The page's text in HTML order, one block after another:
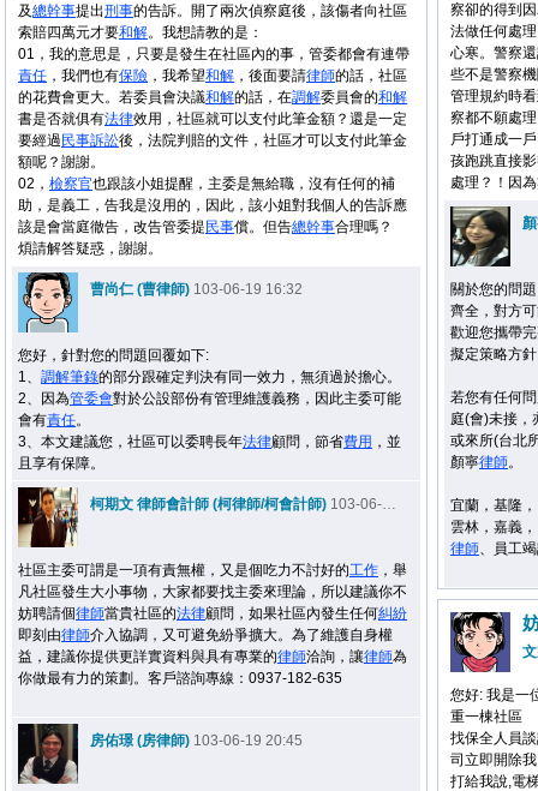
察卻的得到
法做任何處
心寒。警察
些不是警察
管理規約時
察都不願處
戶打通成一
孩跑跳直接
處理？！因
關於您的問
齊全，對方
歡迎您攜帶
擬定策略方
若您有任何
庭(會)未接
或來所(台北
顏寧律師。
宜蘭，基隆
雲林，嘉義
律師、員工
及總幹事提出刑事的告訴。開了兩次偵察庭後，該傷者向社區
索賠四萬元才要和解。我想請教的是：
01，我的意思是，只要是發生在社區內的事，管委都會有連帶
責任 ，我們也有保險 ，我希望和解 ，後面要請律師的話，社區
的花費會更大。若委員會決議和解的話，在調解委員會的和解
書是否就俱有法律效用，社區就可以支付此筆金額？還是一定
要經過 民事訴訟後，法院判賠的文件，社區才可以支付此筆金
額呢？謝謝。
02， 檢察官也跟該小姐提醒，主委是無給職，沒有任何的補
助，是義工，告我是沒用的，因此，該小姐對我個人的告訴應
該是會當庭徹告，改告管委提 民事償。但告總幹事合理嗎？
煩請解答疑惑，謝謝。
曹尚仁 (曹律師) 103-06-19 16:32
您好，針對您的問題回覆如下:
1、 調解筆錄的部分跟確定判決有同一效力，無須過於擔心。
2、因為管委會對於公設部份有管理維護義務，因此主委可能
會有責任。
3、本文建議您，社區可以委聘長年法律顧問，節省費用 ，並
且享有保障。
柯期文 律師會計師 (柯律師/柯會計師) 103-06-19 17:06
社區主委可謂是一項有責無權，又是個吃力不討好的工作 ，舉
凡社區發生大小事物，大家都要找主委來理論，所以建議你不
妨聘請個律師當貴社區的法律顧問，如果社區內發生任何糾紛
即刻由律師介入協調，又可避免紛爭擴大。為了維護自身權
益，建議你提供更詳實資料與具有專業的律師洽詢，讓律師為
你做最有力的策劃。客戶諮詢專線：0937-182-635
房佑璟 (房律師) 103-06-19 20:45
您好: 我是一
重一棟社區
找保全人員
司立即開除
打給我說,電